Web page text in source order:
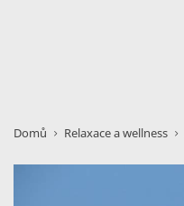
Domů Relaxace a wellness